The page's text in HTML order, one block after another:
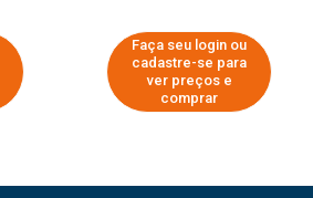
Faça seu login ou
cadastre-se para
ver preços e
comprar